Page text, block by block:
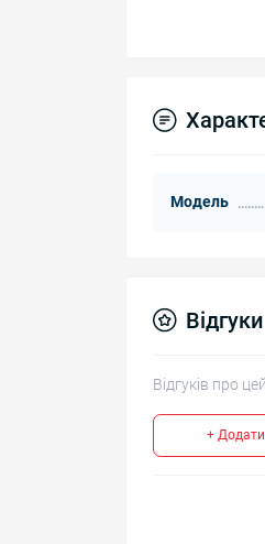
Модель
Відгуки
Відгуків про
+ Додати